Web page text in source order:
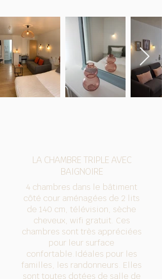
LA CHAMBRE TRIPLE AVEC
BAIGNOIRE
4 chambres dans le bâtiment
côté cour aménagées de 2 lits
de 140 cm, télévision, sèche
cheveux, wifi gratuit. Ces
chambres sont très appréciées
pour leur surface
confortable.Idéales pour les
familles, les randonneurs. Elles
sont toutes dotées de salle de